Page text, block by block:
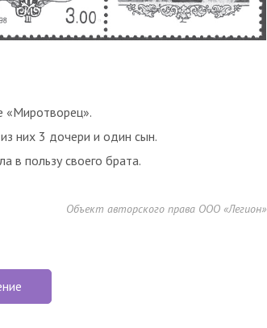
«Миротворец».
них 3 дочери и один сын.
в пользу своего брата.
Объект авторского права ООО «Легион»